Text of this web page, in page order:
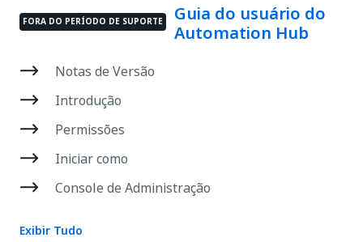
FORA DO PERÍODO DE SUPORTE
Guia do usuário do
Automation Hub
Notas de Versão
Introdução
Permissões
Iniciar como
Console de Administração
Exibir Tudo